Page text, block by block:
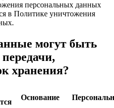
персональных данных
в Политике уничтожения
могут быть
хранения?
Основание